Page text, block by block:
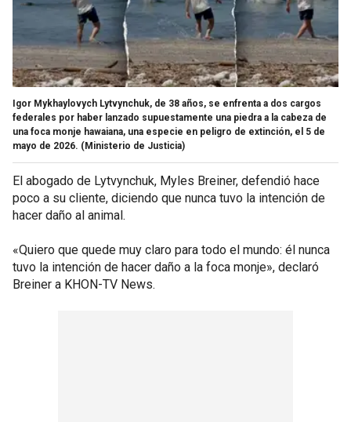
Igor Mykhaylovych Lytvynchuk, de 38 años, se enfrenta a dos cargos
federales por haber lanzado supuestamente una piedra a la cabeza de
una foca monje hawaiana, una especie en peligro de extinción, el 5 de
mayo de 2026. (Ministerio de Justicia)
El abogado de Lytvynchuk, Myles Breiner, defendió hace
poco a su cliente, diciendo que nunca tuvo la intención de
hacer daño al animal.
«Quiero que quede muy claro para todo el mundo: él nunca
tuvo la intención de hacer daño a la foca monje», declaró
Breiner a KHON-TV News.